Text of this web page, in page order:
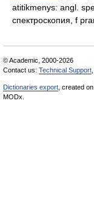
atitikmenys: angl.
спектроскопия, f
© Academic, 2000-2026
Contact us: Technical Support
Dictionaries export , created
MODx.